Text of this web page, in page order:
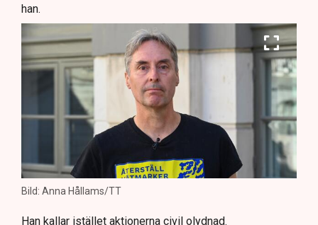
han.
Bild: Anna Hållams/TT
Han kallar istället aktionerna civil olydnad.